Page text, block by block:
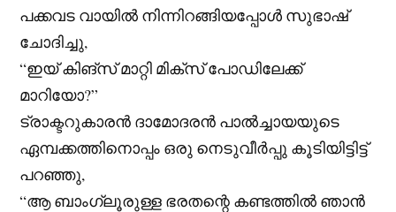
പക്കവട വായിൽ നിന്നിറങ്ങിയപ്പോൾ സുഭാഷ്
ചോദിച്ചു,
“ഇയ് കിങ്സ് മാറ്റി മിക്സ് പോഡിലേക്ക്
മാറിയോ?”
ട്രാക്ടറുകാരൻ ദാമോദരൻ പാൽച്ചായയുടെ
ഏമ്പക്കത്തിനൊപ്പം ഒരു നെടുവീർപ്പു കൂടിയിട്ടിട്ട്
പറഞ്ഞു,
“ആ ബാംഗ്ലൂരുള്ള ഭരതന്റെ കണ്ടത്തിൽ ഞാൻ